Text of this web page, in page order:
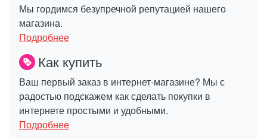
Мы гордимся безупречной репутацией нашего
магазина.
Подробнее
Как купить
Ваш первый заказ в интернет-магазине? Мы с
радостью подскажем как сделать покупки в
интернете простыми и удобными.
Подробнее